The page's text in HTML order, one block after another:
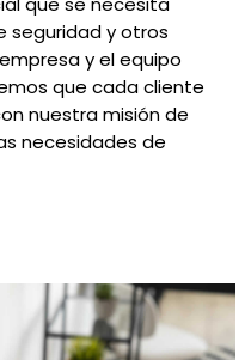
seguridad y otros
y el equipo
que cada cliente
nuestra misión de
necesidades de